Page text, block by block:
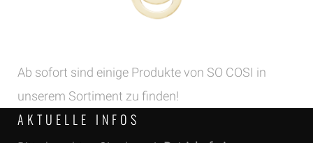
Ab sofort sind einige Produkte von SO COSI in
unserem Sortiment zu finden!
AKTUELLE INFOS